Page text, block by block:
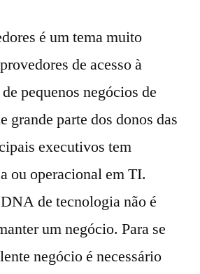
é um tema muito
de acesso à
pequenos negócios de
grande parte dos donos das
executivos tem
ou operacional em TI.
de tecnologia não é
um negócio. Para se
negócio é necessário